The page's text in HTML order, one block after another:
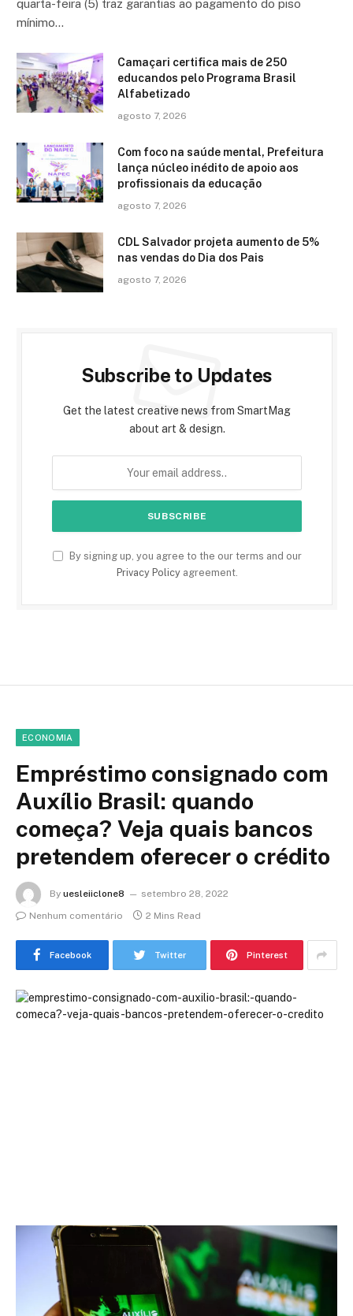
quarta-feira (5) traz garantias ao pagamento do piso
mínimo…
Camaçari certifica mais de 250
educandos pelo Programa Brasil
Alfabetizado
agosto 7, 2026
Com foco na saúde mental, Prefeitura
lança núcleo inédito de apoio aos
profissionais da educação
agosto 7, 2026
CDL Salvador projeta aumento de 5%
nas vendas do Dia dos Pais
agosto 7, 2026
Subscribe to Updates
Get the latest creative news from SmartMag
about art & design.
By signing up, you agree to the our terms and our
Privacy Policyagreement.
ECONOMIA
Empréstimo consignado com
Auxílio Brasil: quando
começa? Veja quais bancos
pretendem oferecer o crédito
By uesleiiclone8
setembro 28, 2022
Nenhum comentário
2 Mins Read
Facebook Twitter Pinterest